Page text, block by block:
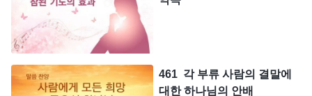
461 각 부류 사람의 결말에
대한 하나님의 안배